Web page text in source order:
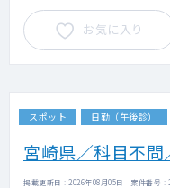
お気に入り
スポット 日勤（午後診）
宮崎県／科目不問
掲載更新日 : 2026年08月05日 案件番号 :